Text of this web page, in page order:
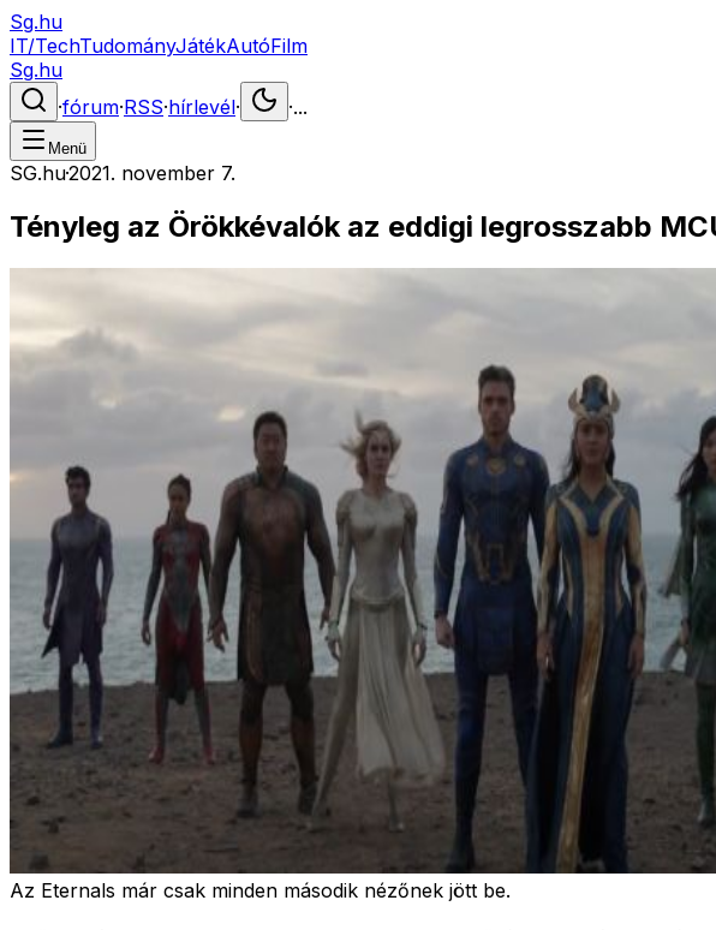
Sg.hu
IT/TechTudományJátékAutóFilm
Sg.hu
·fórum·RSS·hírlevél· ·...
Menü
SG.hu·2021. november 7.
Tényleg az Örökkévalók az eddigi legrosszabb
Az Eternals már csak minden második nézőnek jött be.